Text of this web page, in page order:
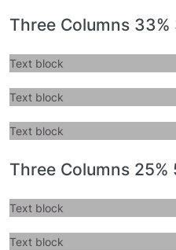
Three Columns 33%
Text block
Text block
Text block
Three Columns 25%
Text block
Text block